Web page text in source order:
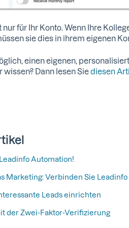
nur für Ihr Konto. Wenn Ihre
sie dies in ihrem eigenen
einen eigenen,
Dann lesen Siediesen
Automation!
Marketing: Verbinden Sie
Leads einrichten
der Zwei-Faktor-Verifizierung